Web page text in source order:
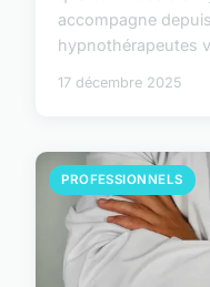
accompagne
hypnothérapeutes
17 décembre 2025
PROFESSIONNELS